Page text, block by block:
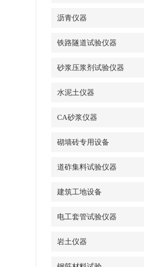
沥青仪器
铁路隧道试验仪器
砂浆压浆剂试验仪器
水泥土仪器
CA砂浆仪器
砌墙砖专用设备
道砟集料试验仪器
建筑工地设备
电工套管试验仪器
岩土仪器